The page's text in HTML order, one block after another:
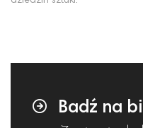
Badź na